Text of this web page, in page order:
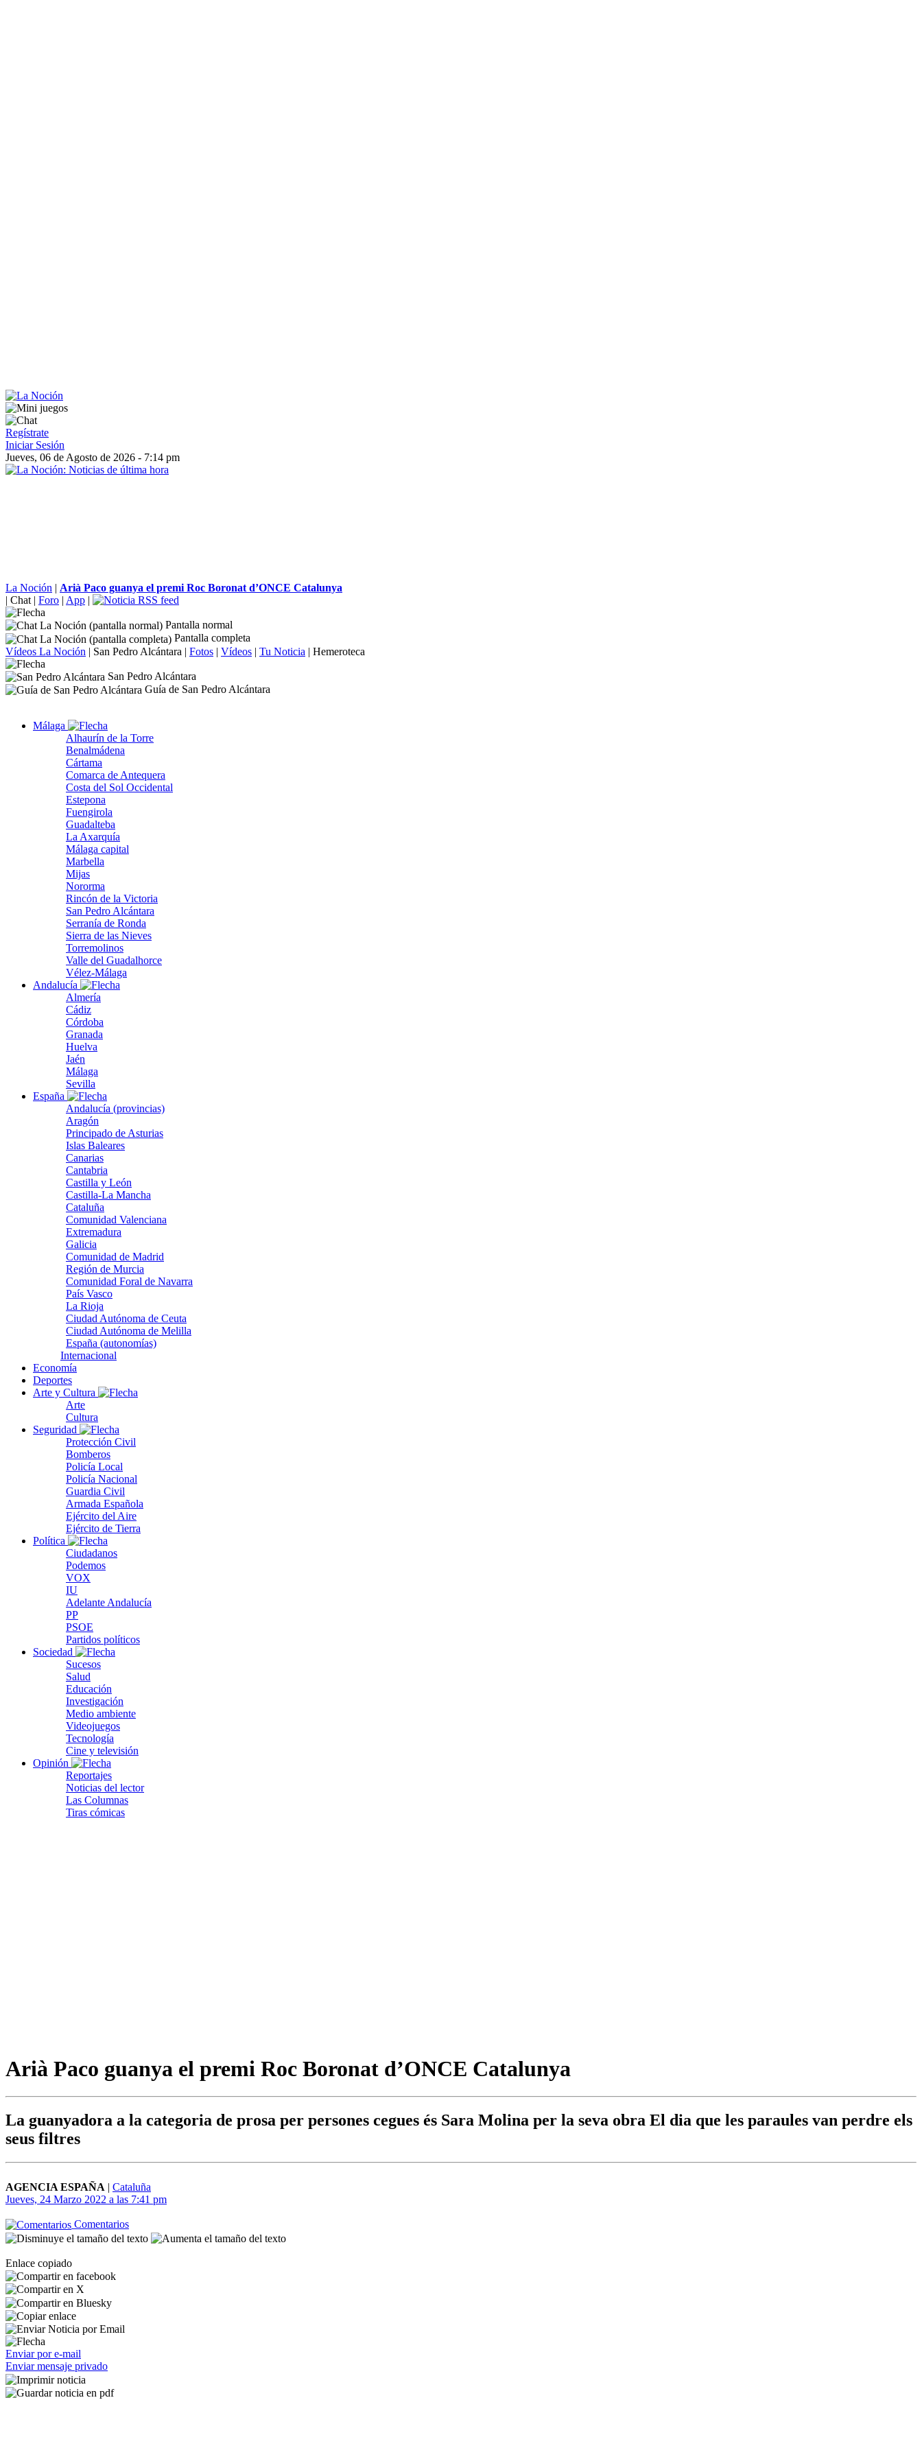
Regístrate
Iniciar Sesión
Jueves, 06 de Agosto de 2026 - 7:14 pm
La Noción | Arià Paco guanya el premi Roc Boronat d’ONCE Catalunya
| Chat | Foro | App |
Pantalla normal
Pantalla completa
Vídeos La Noción | San Pedro Alcántara | Fotos | Vídeos | Tu Noticia | Hemeroteca
San Pedro Alcántara
Guía de San Pedro Alcántara
Málaga
Alhaurín de la Torre
Benalmádena
Cártama
Comarca de Antequera
Costa del Sol Occidental
Estepona
Fuengirola
Guadalteba
La Axarquía
Málaga capital
Marbella
Mijas
Nororma
Rincón de la Victoria
San Pedro Alcántara
Serranía de Ronda
Sierra de las Nieves
Torremolinos
Valle del Guadalhorce
Vélez-Málaga
Andalucía
Almería
Cádiz
Córdoba
Granada
Huelva
Jaén
Málaga
Sevilla
España
Andalucía (provincias)
Aragón
Principado de Asturias
Islas Baleares
Canarias
Cantabria
Castilla y León
Castilla-La Mancha
Cataluña
Comunidad Valenciana
Extremadura
Galicia
Comunidad de Madrid
Región de Murcia
Comunidad Foral de Navarra
País Vasco
La Rioja
Ciudad Autónoma de Ceuta
Ciudad Autónoma de Melilla
España (autonomías)
Internacional
Economía
Deportes
Arte y Cultura
Arte
Cultura
Seguridad
Protección Civil
Bomberos
Policía Local
Policía Nacional
Guardia Civil
Armada Española
Ejército del Aire
Ejército de Tierra
Política
Ciudadanos
Podemos
VOX
IU
Adelante Andalucía
PP
PSOE
Partidos políticos
Sociedad
Sucesos
Salud
Educación
Investigación
Medio ambiente
Videojuegos
Tecnología
Cine y televisión
Opinión
Reportajes
Noticias del lector
Las Columnas
Tiras cómicas
Arià Paco guanya el premi Roc Boronat d’ONCE Catalunya
La guanyadora a la categoria de prosa per persones cegues és Sara Molina per la seva obra El dia que les paraules van perdre els
seus filtres
AGENCIA ESPAÑA | Cataluña
Jueves, 24 Marzo 2022 a las 7:41 pm
Comentarios
Enlace copiado
Enviar por e-mail
Enviar mensaje privado